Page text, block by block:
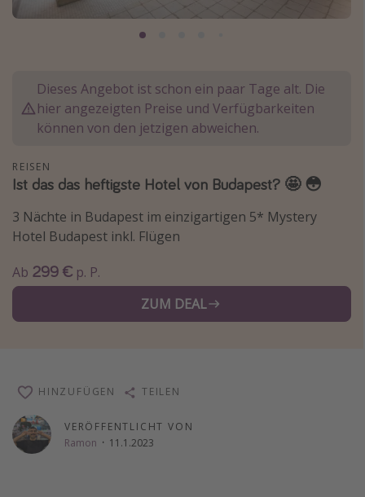
Normandie Urlaub
Kefalonia Urlaub
Krabi Urlaub
Sri Lanka Rundreise
Alle Reisethemen
Wochenendtrip
Singlereisen
Strandurlaub
Dieses Angebot ist schon ein paar Tage alt. Die
hier angezeigten Preise und Verfügbarkeiten
können von den jetzigen abweichen.
REISEN
Ist das das heftigste Hotel von Budapest? 🤩 😳
3 Nächte in Budapest im einzigartigen 5* Mystery
Hotel Budapest inkl. Flügen
Ab 299 € p. P.
ZUM DEAL
VERÖFFENTLICHT VON
Ramon · 11.1.2023
HINZUFÜGEN TEILEN